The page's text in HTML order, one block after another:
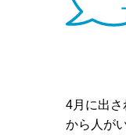
4月に出
から人が